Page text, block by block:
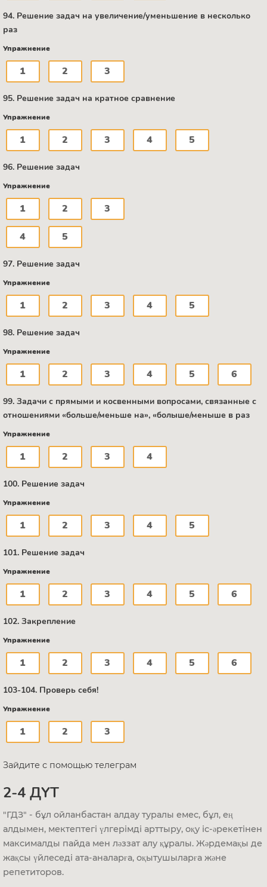
94. Решение задач на увеличение/уменьшение в несколько
раз
Упражнение
1 2 3
95. Решение задач на кратное сравнение
Упражнение
1 2 3 4 5
96. Решение задач
Упражнение
1 2 3
4 5
97. Решение задач
Упражнение
1 2 3 4 5
98. Решение задач
Упражнение
1 2 3 4 5 6
99. Задачи с прямыми и косвенными вопросами, связанные с
отношениями «больше/меньше на», «болыше/меныше в раз
Упражнение
1 2 3 4
100. Решение задач
Упражнение
1 2 3 4 5
101. Решение задач
Упражнение
1 2 3 4 5 6
102. Закрепление
Упражнение
1 2 3 4 5 6
103-104. Проверь себя!
Упражнение
1 2 3
Зайдите с помощью телеграм
2-4 ДҮТ
"ГДЗ" - бұл ойланбастан алдау туралы емес, бұл, ең
алдымен, мектептегі үлгерімді арттыру, оқу іс-әрекетінен
максималды пайда мен ләззат алу құралы. Жәрдемақы де
жақсы үйлеседі ата-аналарға, оқытушыларға және
репетиторов.